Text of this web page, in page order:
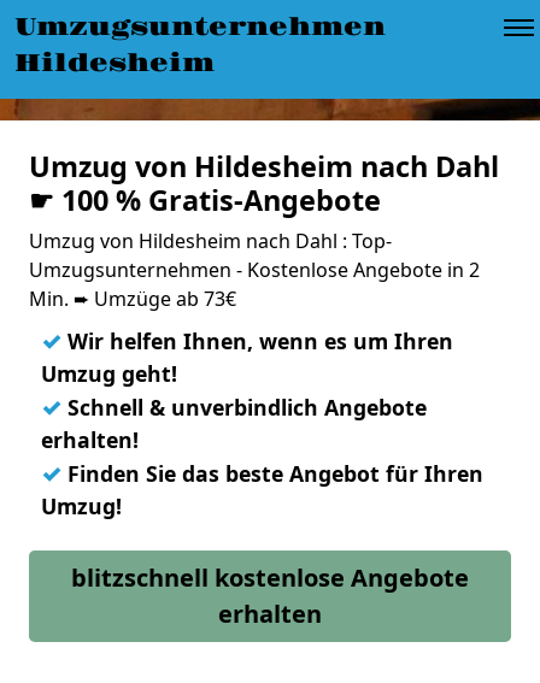
Umzugsunternehmen
Hildesheim
Umzug von Hildesheim nach Dahl
☛ 100 % Gratis-Angebote
Umzug von Hildesheim nach Dahl : Top-
Umzugsunternehmen - Kostenlose Angebote in 2
Min. ➨ Umzüge ab 73€
✓ Wir helfen Ihnen, wenn es um Ihren
Umzug geht!
✓ Schnell & unverbindlich Angebote
erhalten!
✓ Finden Sie das beste Angebot für Ihren
Umzug!
blitzschnell kostenlose Angebote
erhalten